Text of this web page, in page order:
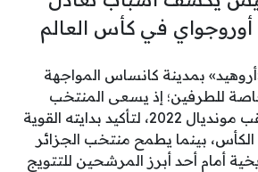
أوروجواي في كأس العالم
بمدينة كانساس المواجهة
للطرفين؛ إذ يسعى المنتخب
الأرجنتيني، حامل لقب مونديال 2022، لتأكيد بدايته القوية
بينما يطمح منتخب الجزائر
أمام أحد أبرز المرشحين للتتويج